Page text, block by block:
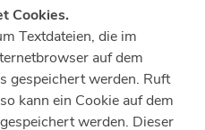
Cookies.
Textdateien, die im
auf dem
gespeichert werden. Ruft
kann ein Cookie auf dem
werden. Dieser